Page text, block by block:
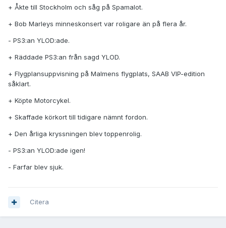
+ Åkte till Stockholm och såg på Spamalot.
+ Bob Marleys minneskonsert var roligare än på flera år.
- PS3:an YLOD:ade.
+ Räddade PS3:an från sagd YLOD.
+ Flygplansuppvisning på Malmens flygplats, SAAB VIP-edition
såklart.
+ Köpte Motorcykel.
+ Skaffade körkort till tidigare nämnt fordon.
+ Den årliga kryssningen blev toppenrolig.
- PS3:an YLOD:ade igen!
- Farfar blev sjuk.
Citera